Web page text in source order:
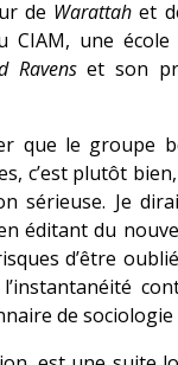
de Warattah et
CIAM, une
Ravenset son
que le groupe
c’est plutôt
sérieuse. Je
éditant du
d’être
de sociologie